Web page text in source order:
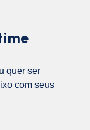
quer ser
com seus